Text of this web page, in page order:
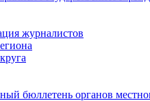
журналистов
бюллетень органов